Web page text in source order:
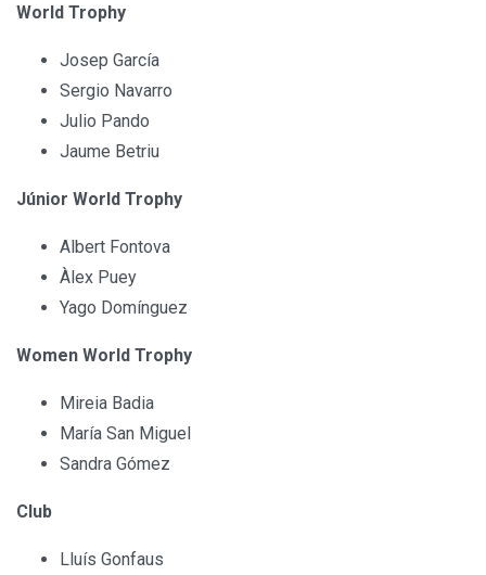
World Trophy
Josep García
Sergio Navarro
Julio Pando
Jaume Betriu
Júnior World Trophy
Albert Fontova
Àlex Puey
Yago Domínguez
Women World Trophy
Mireia Badia
María San Miguel
Sandra Gómez
Club
Lluís Gonfaus